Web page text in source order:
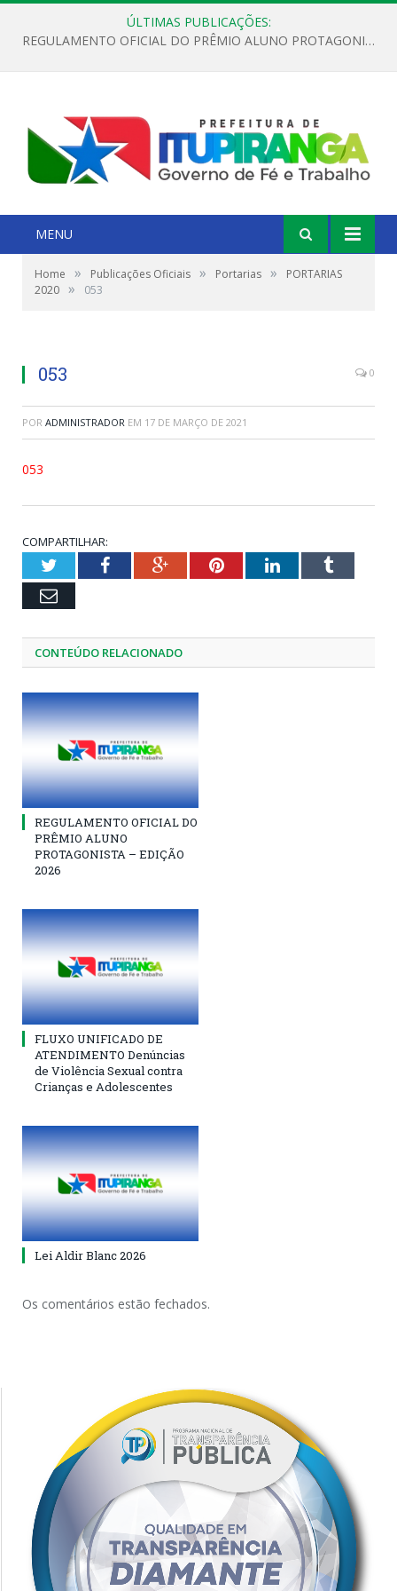
ÚLTIMAS PUBLICAÇÕES:
REGULAMENTO OFICIAL DO PRÊMIO ALUNO PROTAGONISTA – EDIÇÃO 2026
MENU
Home » Publicações Oficiais » Portarias »
PORTARIAS
2020 » 053
053 0
POR ADMINISTRADOR EM 17 DE MARÇO DE 2021
053
COMPARTILHAR:
TwitterFacebookGoogle+PinterestLinkedInTumblr
Email
CONTEÚDO RELACIONADO
REGULAMENTO OFICIAL DO
PRÊMIO ALUNO
PROTAGONISTA – EDIÇÃO
2026
FLUXO UNIFICADO DE
ATENDIMENTO Denúncias
de Violência Sexual contra
Crianças e Adolescentes
Lei Aldir Blanc 2026
Os comentários estão fechados.